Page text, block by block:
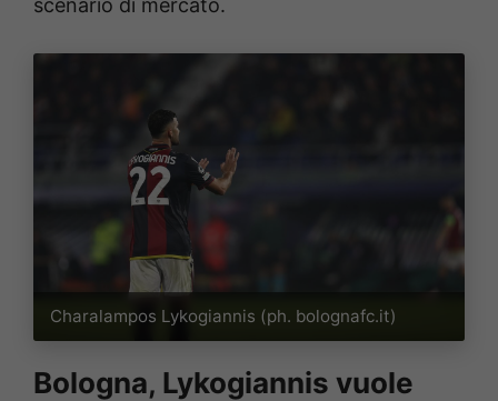
scenario di mercato.
Charalampos Lykogiannis (ph. bolognafc.it)
Bologna, Lykogiannis vuole